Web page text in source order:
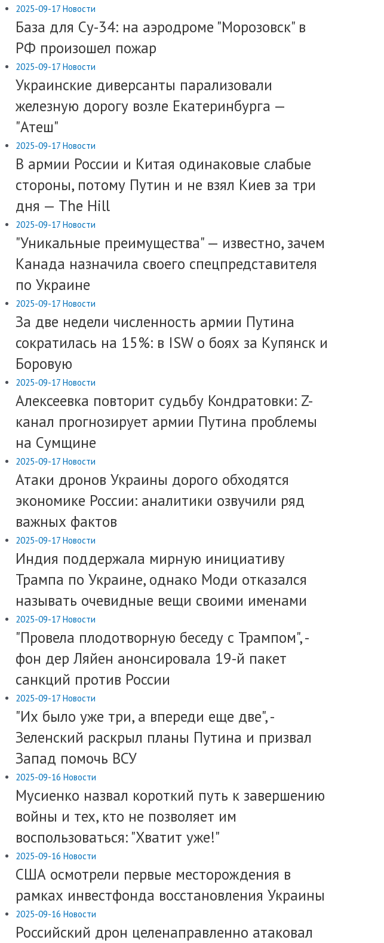
2025-09-17 Новости
База для Су-34: на аэродроме "Морозовск" в
РФ произошел пожар
2025-09-17 Новости
Украинские диверсанты парализовали
железную дорогу возле Екатеринбурга —
"Атеш"
2025-09-17 Новости
​В армии России и Китая одинаковые слабые
стороны, потому Путин и не взял Киев за три
дня — The Hill
2025-09-17 Новости
​"Уникальные преимущества" — известно, зачем
Канада назначила своего спецпредставителя
по Украине
2025-09-17 Новости
​За две недели численность армии Путина
сократилась на 15%: в ISW о боях за Купянск и
Боровую
2025-09-17 Новости
​Алексеевка повторит судьбу Кондратовки: Z-
канал прогнозирует армии Путина проблемы
на Сумщине
2025-09-17 Новости
​Атаки дронов Украины дорого обходятся
экономике России: аналитики озвучили ряд
важных фактов
2025-09-17 Новости
​Индия поддержала мирную инициативу
Трампа по Украине, однако Моди отказался
называть очевидные вещи своими именами
2025-09-17 Новости
​"Провела плодотворную беседу с Трампом", -
фон дер Ляйен анонсировала 19-й пакет
санкций против России
2025-09-17 Новости
​"Их было уже три, а впереди еще две", -
Зеленский раскрыл планы Путина и призвал
Запад помочь ВСУ
2025-09-16 Новости
Мусиенко назвал короткий путь к завершению
войны и тех, кто не позволяет им
воспользоваться: "Хватит уже!"
2025-09-16 Новости
США осмотрели первые месторождения в
рамках инвестфонда восстановления Украины
2025-09-16 Новости
Российский дрон целенаправленно атаковал